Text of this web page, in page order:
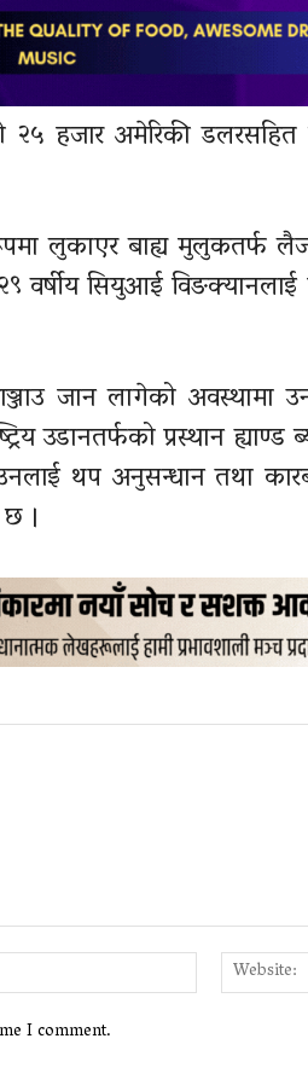
हजार अमेरिकी डलरसहित
लुकाएर बाह्य
वर्षीय सियुआई
जान लागेको अवस्थामा
उडानतर्फको प्रस्थान
थप अनुसन्धान तथा
।
Email:*
I comment.